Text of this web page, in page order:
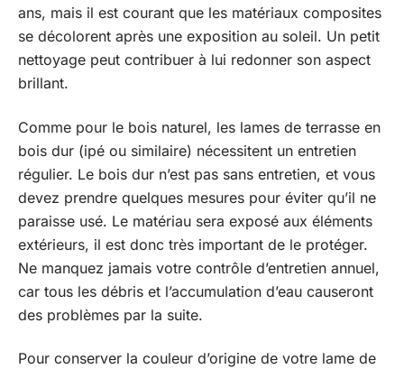
ans, mais il est courant que les matériaux composites
se décolorent après une exposition au soleil. Un petit
nettoyage peut contribuer à lui redonner son aspect
brillant.
Comme pour le bois naturel, les lames de terrasse en
bois dur (ipé ou similaire) nécessitent un entretien
régulier. Le bois dur n’est pas sans entretien, et vous
devez prendre quelques mesures pour éviter qu’il ne
paraisse usé. Le matériau sera exposé aux éléments
extérieurs, il est donc très important de le protéger.
Ne manquez jamais votre contrôle d’entretien annuel,
car tous les débris et l’accumulation d’eau causeront
des problèmes par la suite.
Pour conserver la couleur d’origine de votre lame de